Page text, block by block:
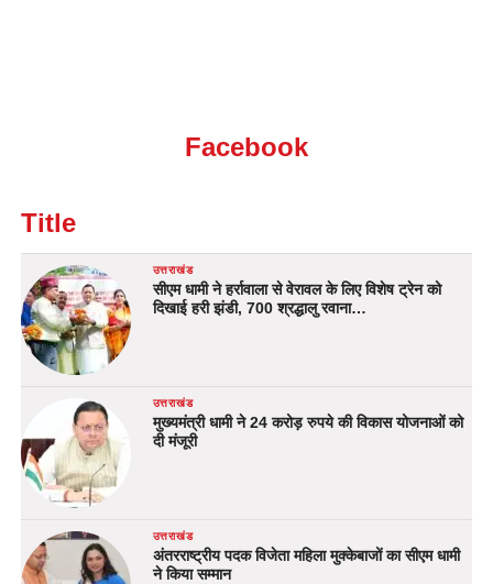
Facebook
Title
उत्तराखंड
सीएम धामी ने हर्रावाला से वेरावल के लिए विशेष ट्रेन को
दिखाई हरी झंडी, 700 श्रद्धालु रवाना…
उत्तराखंड
मुख्यमंत्री धामी ने 24 करोड़ रुपये की विकास योजनाओं को
दी मंजूरी
उत्तराखंड
अंतरराष्ट्रीय पदक विजेता महिला मुक्केबाजों का सीएम धामी
ने किया सम्मान